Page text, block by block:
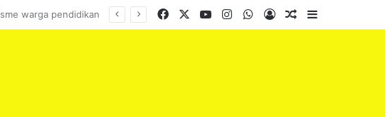
Facebook YouTubeInstagramWhatsApp
Log InRandom Article